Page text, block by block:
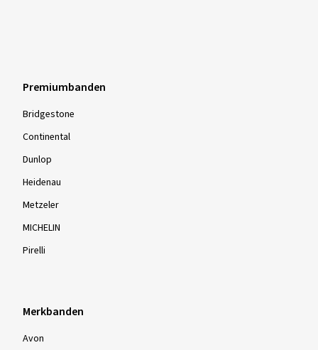
Premiumbanden
Bridgestone
Continental
Dunlop
Heidenau
Metzeler
MICHELIN
Pirelli
Merkbanden
Avon